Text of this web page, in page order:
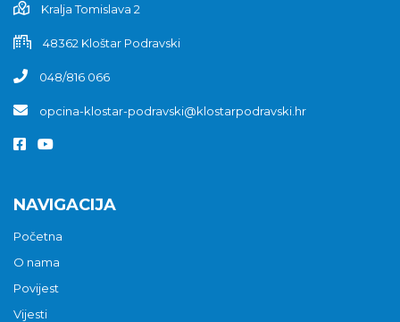
Kralja Tomislava 2
48362 Kloštar Podravski
048/816 066
opcina-klostar-podravski@klostarpodravski.hr
NAVIGACIJA
Početna
O nama
Povijest
Vijesti